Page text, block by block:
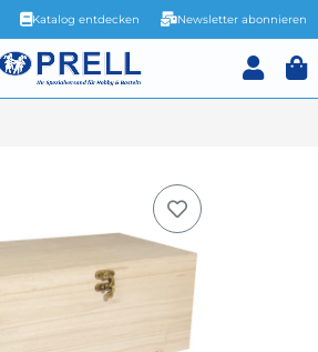
Katalog entdecken Newsletter abonnieren